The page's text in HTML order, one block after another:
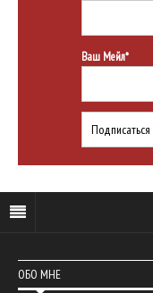
Ваш Мейл*
ОБО МНЕ